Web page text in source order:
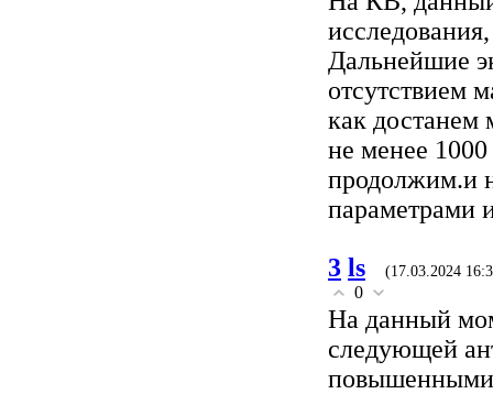
Дальнейшие
отсутствием
как достанем
не менее
продолжим.и
параметрами
3 ls (17.03.2024
0
На данный
следующей
повышенными